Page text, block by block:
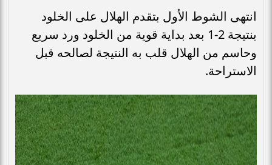
انتهى الشوط الأول بتقدم الهلال على الخلود
بنتيجة 2-1 بعد بداية قوية من الخلود ورد سريع
وحاسم من الهلال قلب به النتيجة لصالحه قبل
الاستراحة.